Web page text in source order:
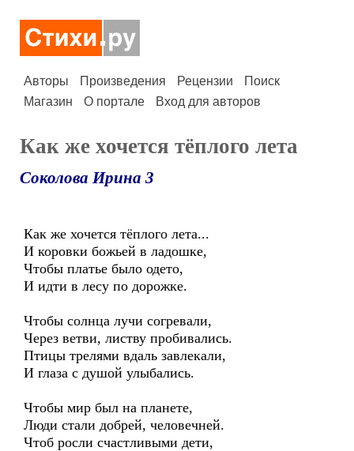
Авторы Произведения Рецензии
Поиск
Магазин
О портале Вход для авторов
Как же хочется тёплого лета
Соколова Ирина 3
Как же хочется тёплого лета...
И коровки божьей в ладошке,
Чтобы платье было одето,
И идти в лесу по дорожке.
Чтобы солнца лучи согревали,
Через ветви, листву пробивались.
Птицы трелями вдаль завлекали,
И глаза с душой улыбались.
Чтобы мир был на планете,
Люди стали добрей, человечней.
Чтоб росли счастливыми дети,